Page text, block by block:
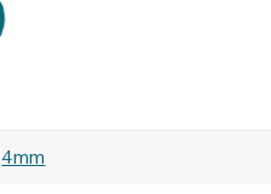
4mm